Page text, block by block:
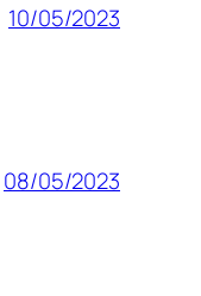
10/05/2023
08/05/2023